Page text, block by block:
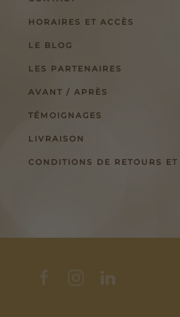
HORAIRES ET ACCÈS
LE BLOG
LES PARTENAIRES
AVANT / APRÈS
TÉMOIGNAGES
LIVRAISON
CONDITIONS DE RETOURS